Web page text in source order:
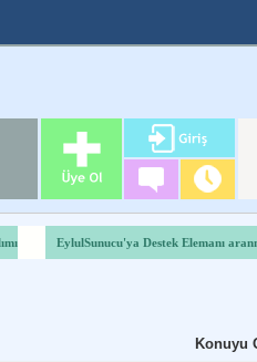
Forum
Reklam Alanı
EylulSunucu'ya Destek Elemanı
Konuyu